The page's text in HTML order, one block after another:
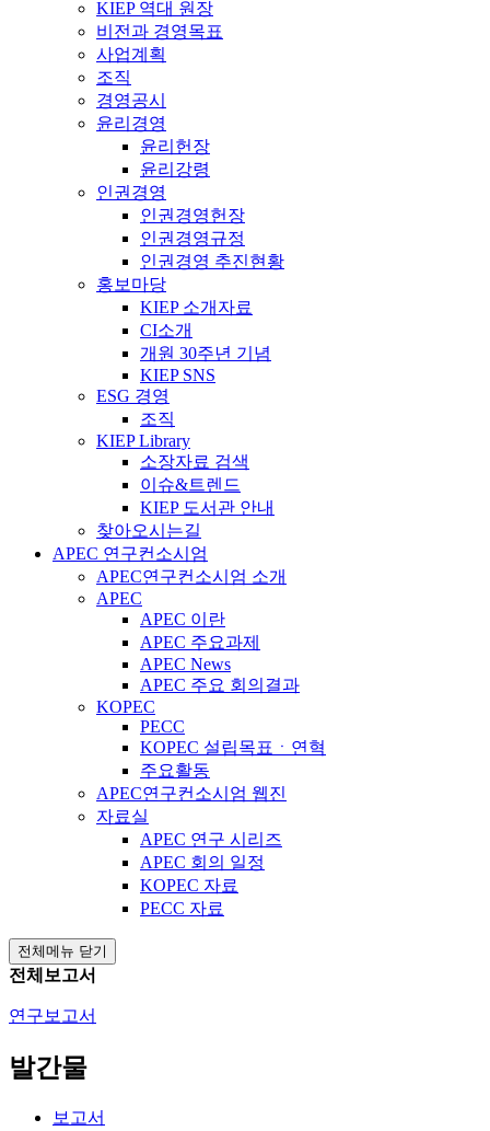
KIEP 역대 원장
비전과 경영목표
사업계획
조직
경영공시
윤리경영
윤리헌장
윤리강령
인권경영
인권경영헌장
인권경영규정
인권경영 추진현황
홍보마당
KIEP 소개자료
CI소개
개원 30주년 기념
KIEP SNS
ESG 경영
조직
KIEP Library
소장자료 검색
이슈&트렌드
KIEP 도서관 안내
찾아오시는길
APEC 연구컨소시엄
APEC연구컨소시엄 소개
APEC
APEC 이란
APEC 주요과제
APEC News
APEC 주요 회의결과
KOPEC
PECC
KOPEC 설립목표ㆍ연혁
주요활동
APEC연구컨소시엄 웹진
자료실
APEC 연구 시리즈
APEC 회의 일정
KOPEC 자료
PECC 자료
전체메뉴 닫기
전체보고서
연구보고서
발간물
보고서